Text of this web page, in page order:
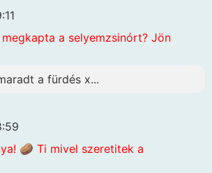
a selyemzsinórt? Jön
a fürdés x...
🥔 Ti mivel szeretitek a